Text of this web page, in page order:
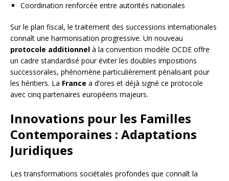
Coordination renforcée entre autorités nationales
Sur le plan fiscal, le traitement des successions internationales
connaît une harmonisation progressive. Un nouveau
protocole additionnel à la convention modèle OCDE offre
un cadre standardisé pour éviter les doubles impositions
successorales, phénomène particulièrement pénalisant pour
les héritiers. La France a d’ores et déjà signé ce protocole
avec cinq partenaires européens majeurs.
Innovations pour les Familles
Contemporaines : Adaptations
Juridiques
Les transformations sociétales profondes que connaît la